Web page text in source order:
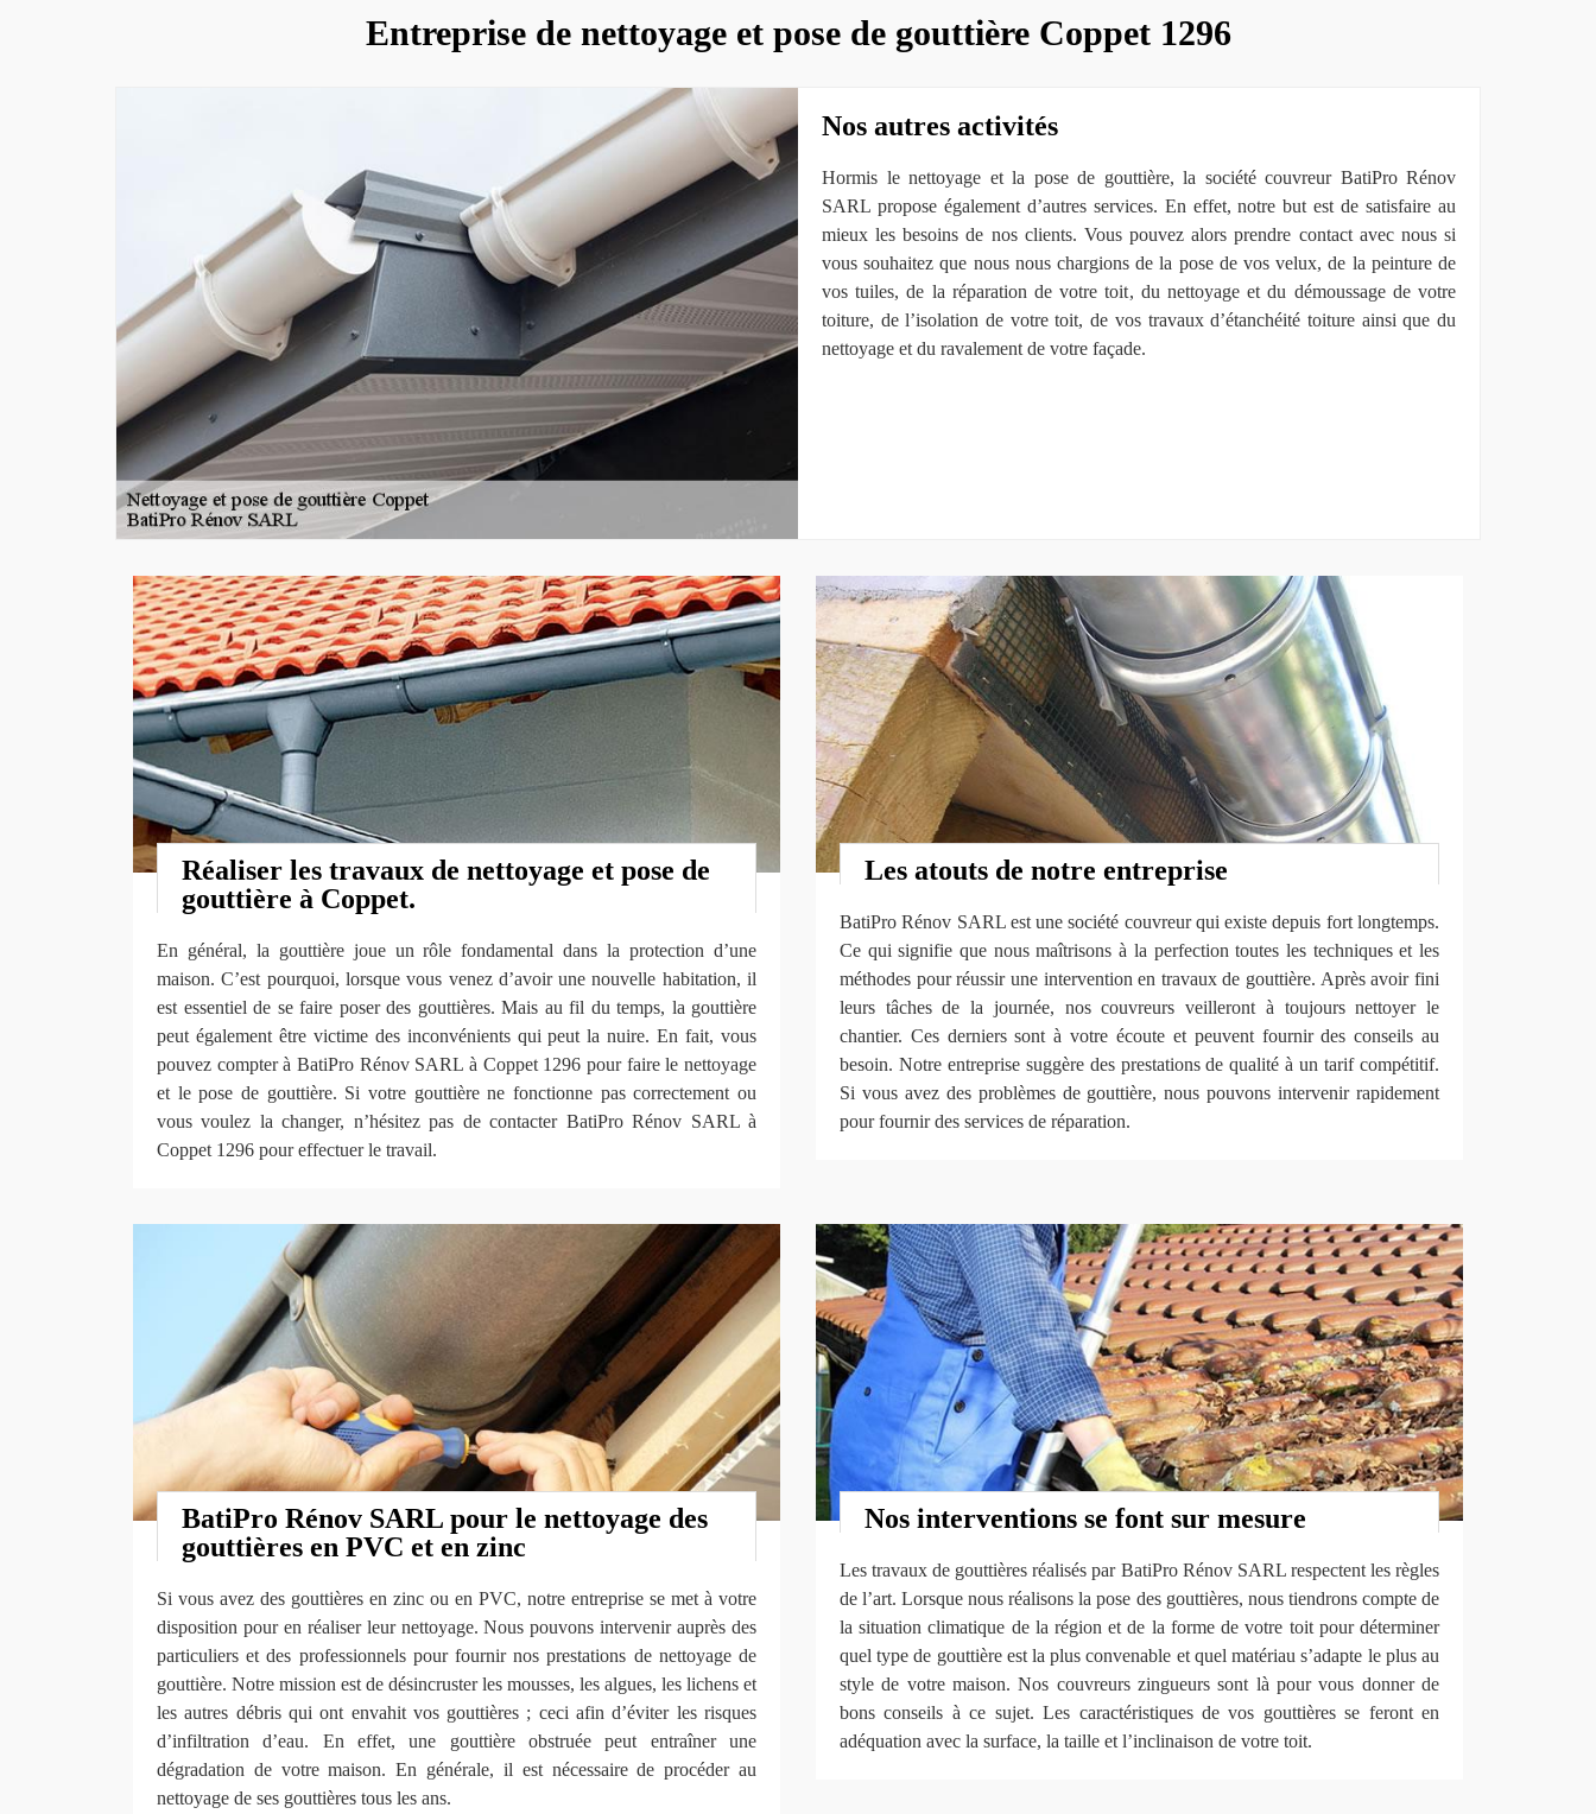
Entreprise de nettoyage et pose de gouttière Coppet 1296
Nos autres activités
Hormis le nettoyage et la pose de gouttière, la société couvreur BatiPro Rénov
SARL propose également d’autres services. En effet, notre but est de satisfaire au
mieux les besoins de nos clients. Vous pouvez alors prendre contact avec nous si
vous souhaitez que nous nous chargions de la pose de vos velux, de la peinture de
vos tuiles, de la réparation de votre toit, du nettoyage et du démoussage de votre
toiture, de l’isolation de votre toit, de vos travaux d’étanchéité toiture ainsi que du
nettoyage et du ravalement de votre façade.
Réaliser les travaux de nettoyage et pose de
gouttière à Coppet.
En général, la gouttière joue un rôle fondamental dans la protection d’une
maison. C’est pourquoi, lorsque vous venez d’avoir une nouvelle habitation, il
est essentiel de se faire poser des gouttières. Mais au fil du temps, la gouttière
peut également être victime des inconvénients qui peut la nuire. En fait, vous
pouvez compter à BatiPro Rénov SARL à Coppet 1296 pour faire le nettoyage
et le pose de gouttière. Si votre gouttière ne fonctionne pas correctement ou
vous voulez la changer, n’hésitez pas de contacter BatiPro Rénov SARL à
Coppet 1296 pour effectuer le travail.
Les atouts de notre entreprise
BatiPro Rénov SARL est une société couvreur qui existe depuis fort longtemps.
Ce qui signifie que nous maîtrisons à la perfection toutes les techniques et les
méthodes pour réussir une intervention en travaux de gouttière. Après avoir fini
leurs tâches de la journée, nos couvreurs veilleront à toujours nettoyer le
chantier. Ces derniers sont à votre écoute et peuvent fournir des conseils au
besoin. Notre entreprise suggère des prestations de qualité à un tarif compétitif.
Si vous avez des problèmes de gouttière, nous pouvons intervenir rapidement
pour fournir des services de réparation.
BatiPro Rénov SARL pour le nettoyage des
gouttières en PVC et en zinc
Si vous avez des gouttières en zinc ou en PVC, notre entreprise se met à votre
disposition pour en réaliser leur nettoyage. Nous pouvons intervenir auprès des
particuliers et des professionnels pour fournir nos prestations de nettoyage de
gouttière. Notre mission est de désincruster les mousses, les algues, les lichens et
les autres débris qui ont envahit vos gouttières ; ceci afin d’éviter les risques
d’infiltration d’eau. En effet, une gouttière obstruée peut entraîner une
dégradation de votre maison. En générale, il est nécessaire de procéder au
nettoyage de ses gouttières tous les ans.
Nos interventions se font sur mesure
Les travaux de gouttières réalisés par BatiPro Rénov SARL respectent les règles
de l’art. Lorsque nous réalisons la pose des gouttières, nous tiendrons compte de
la situation climatique de la région et de la forme de votre toit pour déterminer
quel type de gouttière est la plus convenable et quel matériau s’adapte le plus au
style de votre maison. Nos couvreurs zingueurs sont là pour vous donner de
bons conseils à ce sujet. Les caractéristiques de vos gouttières se feront en
adéquation avec la surface, la taille et l’inclinaison de votre toit.